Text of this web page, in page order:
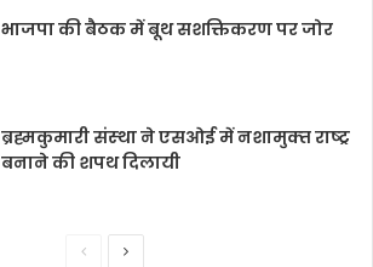
भाजपा की बैठक में बूथ सशक्तिकरण पर जोर
ब्रह्मकुमारी संस्‍था ने एसओई में नशामुक्‍त राष्‍ट्र
बनाने की शपथ दिलायी
PreviousNext